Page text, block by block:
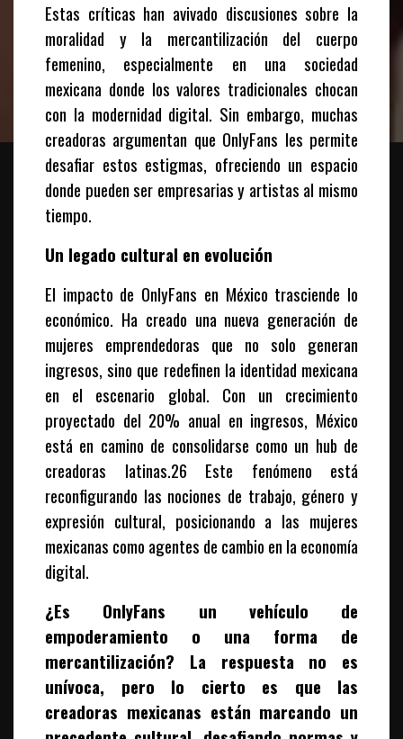
Estas críticas han avivado discusiones sobre la
moralidad y la mercantilización del cuerpo
femenino, especialmente en una sociedad
mexicana donde los valores tradicionales chocan
con la modernidad digital. Sin embargo, muchas
creadoras argumentan que OnlyFans les permite
desafiar estos estigmas, ofreciendo un espacio
donde pueden ser empresarias y artistas al mismo
tiempo.
Un legado cultural en evolución
El impacto de OnlyFans en México trasciende lo
económico. Ha creado una nueva generación de
mujeres emprendedoras que no solo generan
ingresos, sino que redefinen la identidad mexicana
en el escenario global. Con un crecimiento
proyectado del 20% anual en ingresos, México
está en camino de consolidarse como un hub de
creadoras latinas.26 Este fenómeno está
reconfigurando las nociones de trabajo, género y
expresión cultural, posicionando a las mujeres
mexicanas como agentes de cambio en la economía
digital.
¿Es OnlyFans un vehículo de
empoderamiento o una forma de
mercantilización? La respuesta no es
unívoca, pero lo cierto es que las
creadoras mexicanas están marcando un